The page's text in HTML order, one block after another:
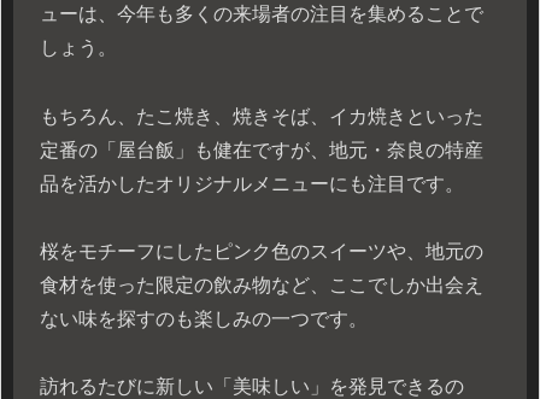
ューは、今年も多くの来場者の注目を集めることで
しょう。
もちろん、たこ焼き、焼きそば、イカ焼きといった
定番の「屋台飯」も健在ですが、地元・奈良の特産
品を活かしたオリジナルメニューにも注目です。
桜をモチーフにしたピンク色のスイーツや、地元の
食材を使った限定の飲み物など、ここでしか出会え
ない味を探すのも楽しみの一つです。
訪れるたびに新しい「美味しい」を発見できるの